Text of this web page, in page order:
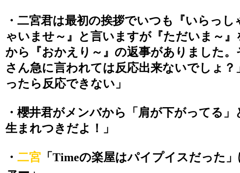
・二宮君は最初の挨拶でいつも『いらっ
ゃいませ～』と言いますが『ただいま～
から『おかえり～』の返事がありました。
さん急に言われては反応出来ないでしょ？
ったら反応できない」
・櫻井君がメンバから「肩が下がってる」
生まれつきだよ！」
・ 二宮 「Timeの楽屋はパイプイスだった」